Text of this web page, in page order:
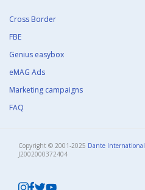
Cross Border
FBE
Genius easybox
eMAG Ads
Marketing campaigns
FAQ
Copyright © 2001-2025 Dante International
J2002000372404​